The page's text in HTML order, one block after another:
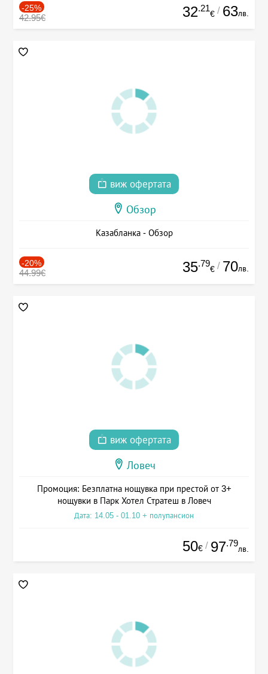
-25%
42.95€ 32.21
€ / 63лв.
виж офертата
Обзор
Казабланка - Обзор
-20%
44.99€ 35.79
€ / 70лв.
виж офертата
Ловеч
Промоция: Безплатна нощувка при престой от 3+
нощувки в Парк Хотел Стратеш в Ловеч
Дата: 14.05 - 01.10 + полупансион
50€ / 97.79
лв.